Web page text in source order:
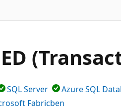
SQL Server Azure SQL
Fabricben